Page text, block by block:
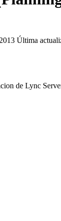
Última
de Lync